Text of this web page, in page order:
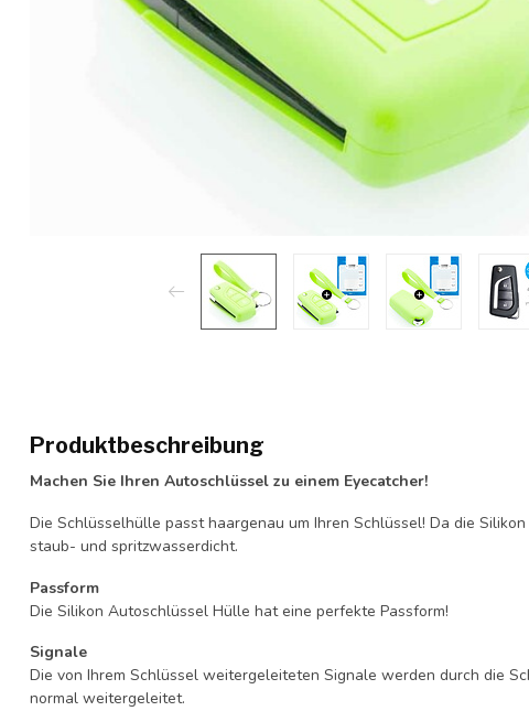
Produktbeschreibung
Machen Sie Ihren Autoschlüssel zu einem Eyecatcher!
Die Schlüsselhülle passt haargenau um Ihren Schlüssel! Da die
staub- und spritzwasserdicht.
Passform
Die Silikon Autoschlüssel Hülle hat eine perfekte Passform!
Signale
Die von Ihrem Schlüssel weitergeleiteten Signale werden durch die
normal weitergeleitet.